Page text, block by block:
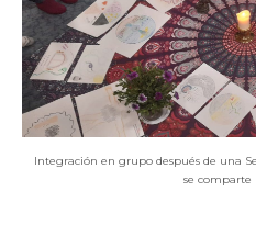
Integración en grupo después de una
se comparte